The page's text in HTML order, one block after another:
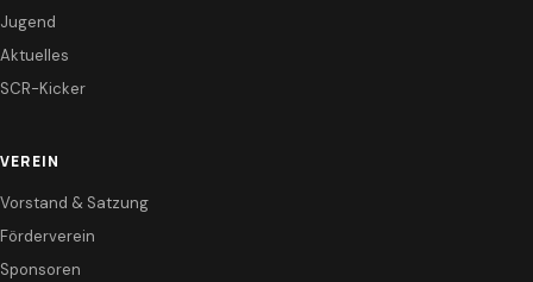
Jugend
Aktuelles
SCR-Kicker
VEREIN
Vorstand & Satzung
Förderverein
Sponsoren